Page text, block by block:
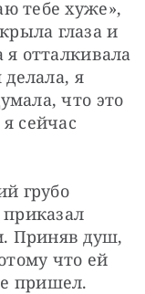
тебе хуже»,
глаза и
я отталкивала
делала, я
что это
сейчас
грубо
Приняв душ,
что ей
пришел.